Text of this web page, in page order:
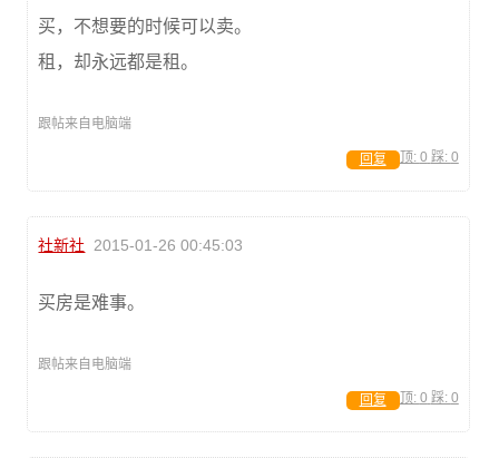
买，不想要的时候可以卖。
租，却永远都是租。
跟帖来自电脑端
顶: 0 踩: 0
回复
社新社 2015-01-26 00:45:03
买房是难事。
跟帖来自电脑端
顶: 0 踩: 0
回复